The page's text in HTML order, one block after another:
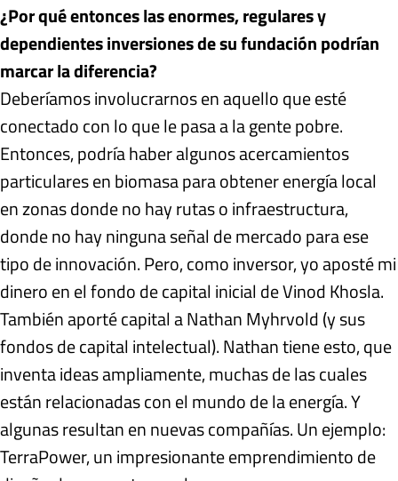
¿Por qué entonces las enormes, regulares y
dependientes inversiones de su fundación podrían
marcar la diferencia?
Deberíamos involucrarnos en aquello que esté
conectado con lo que le pasa a la gente pobre.
Entonces, podría haber algunos acercamientos
particulares en biomasa para obtener energía local
en zonas donde no hay rutas o infraestructura,
donde no hay ninguna señal de mercado para ese
tipo de innovación. Pero, como inversor, yo aposté mi
dinero en el fondo de capital inicial de Vinod Khosla.
También aporté capital a Nathan Myhrvold (y sus
fondos de capital intelectual). Nathan tiene esto, que
inventa ideas ampliamente, muchas de las cuales
están relacionadas con el mundo de la energía. Y
algunas resultan en nuevas compañías. Un ejemplo:
TerraPower, un impresionante emprendimiento de